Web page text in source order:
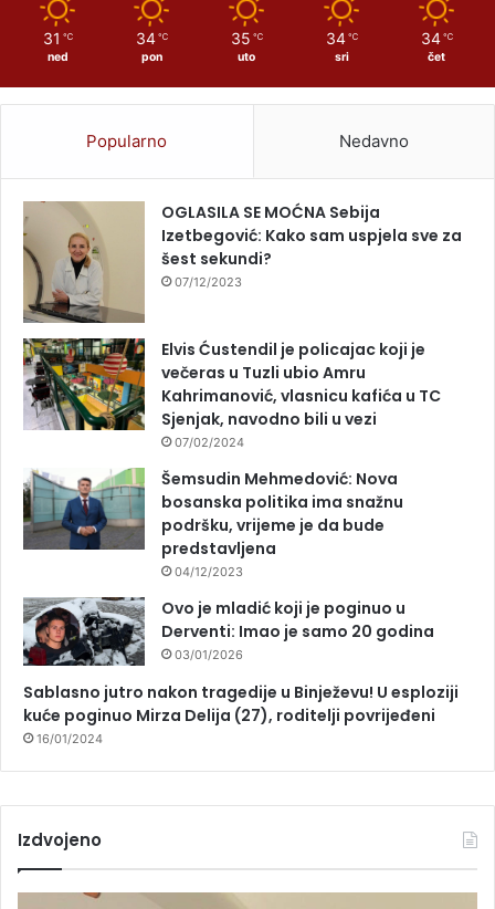
31 ℃
ned
34 ℃
pon
35 ℃
uto
34 ℃
sri
34 ℃
čet
Popularno Nedavno
OGLASILA SE MOĆNA Sebija
Izetbegović: Kako sam uspjela sve za
šest sekundi?
07/12/2023
Elvis Ćustendil je policajac koji je
večeras u Tuzli ubio Amru
Kahrimanović, vlasnicu kafića u TC
Sjenjak, navodno bili u vezi
07/02/2024
Šemsudin Mehmedović: Nova
bosanska politika ima snažnu
podršku, vrijeme je da bude
predstavljena
04/12/2023
Ovo je mladić koji je poginuo u
Derventi: Imao je samo 20 godina
03/01/2026
Sablasno jutro nakon tragedije u Binježevu! U esploziji
kuće poginuo Mirza Delija (27), roditelji povrijeđeni
16/01/2024
Izdvojeno